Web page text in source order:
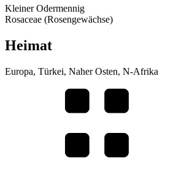
Kleiner Odermennig
Rosaceae (Rosengewächse)
Heimat
Europa, Türkei, Naher Osten, N-Afrika